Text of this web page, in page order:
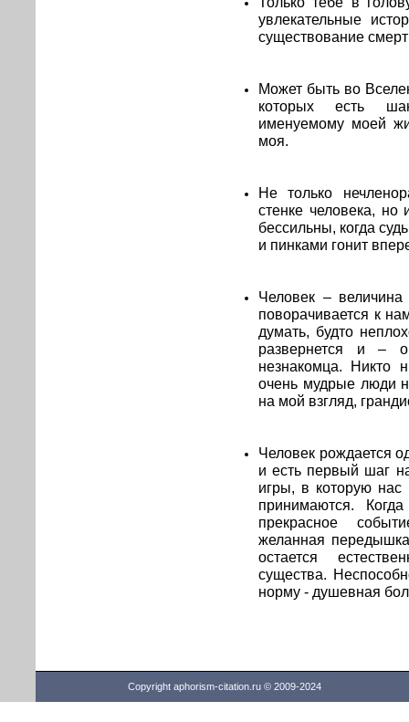
увлекательные
существование
Может быть во
которых есть
именуемому моей
моя.
Не только
стенке человека,
бессильны, когда
и пинками гонит
Человек –
поворачивается к
думать, будто
развернется и –
незнакомца. Никто
очень мудрые люди
на мой взгляд,
Человек рождается
и есть первый шаг
игры, в которую
принимаются.
прекрасное
желанная
остается
существа.
норму - душевная
Copyright aphorism-citation.ru © 2009-2024